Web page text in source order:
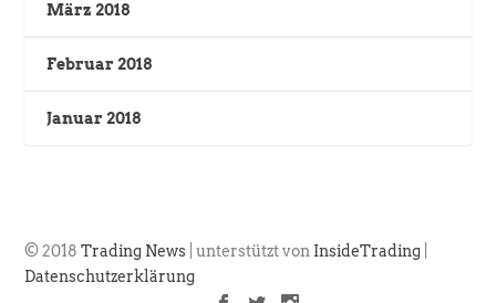
März 2018
Februar 2018
Januar 2018
© 2018Trading News | unterstützt von InsideTrading
Datenschutzerklärung